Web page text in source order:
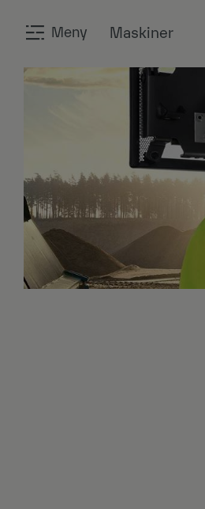
Meny Maskiner